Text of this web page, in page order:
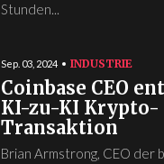
Stunden...
Sep. 03, 2024 INDUSTRIE
Coinbase CEO
KI-zu-KI Krypto-
Transaktion
Brian Armstrong, CEO der